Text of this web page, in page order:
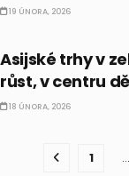
19 ÚNORA, 2026
Asijské trhy v
růst, v centru
18 ÚNORA, 2026
1 …